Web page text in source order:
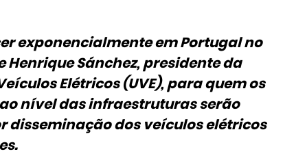
exponencialmente em Portugal no
Henrique Sánchez, presidente da
Elétricos (UVE), para quem os
nível das infraestruturas serão
dos veículos elétricos